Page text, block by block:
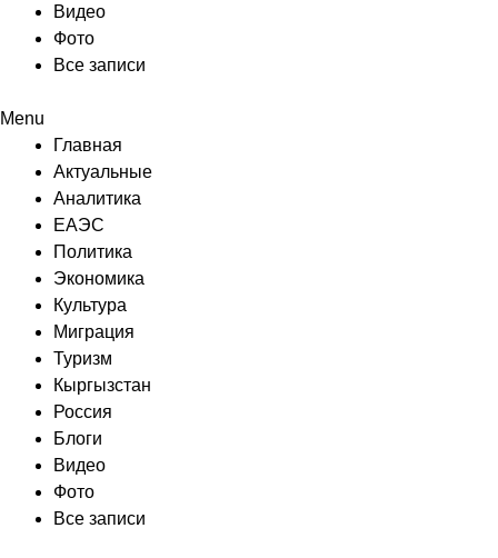
Видео
Фото
Все записи
Menu
Главная
Актуальные
Аналитика
ЕАЭС
Политика
Экономика
Культура
Миграция
Туризм
Кыргызстан
Россия
Блоги
Видео
Фото
Все записи